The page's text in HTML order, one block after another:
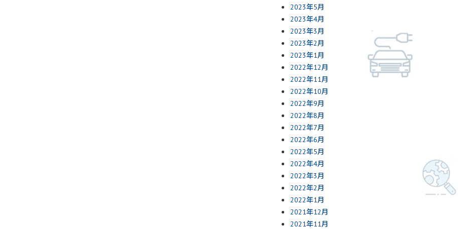
2023年5月
2023年4月
2023年3月
2023年2月
2023年1月
2022年12月
2022年11月
2022年10月
2022年9月
2022年8月
2022年7月
2022年6月
2022年5月
2022年4月
2022年3月
2022年2月
2022年1月
2021年12月
2021年11月